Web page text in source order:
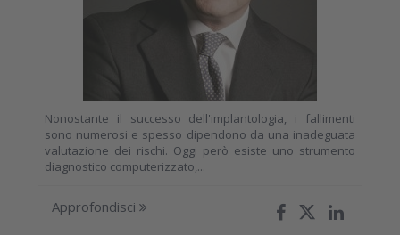
Nonostante il successo dell'implantologia, i fallimenti
sono numerosi e spesso dipendono da una inadeguata
valutazione dei rischi. Oggi però esiste uno strumento
diagnostico computerizzato,...
Approfondisci